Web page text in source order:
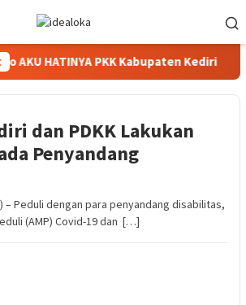
HATINYA PKK Kabupaten Kediri
dan PDKK Lakukan
Penyandang
– Peduli dengan para penyandang disabilitas,
(AMP) Covid-19 dan […]